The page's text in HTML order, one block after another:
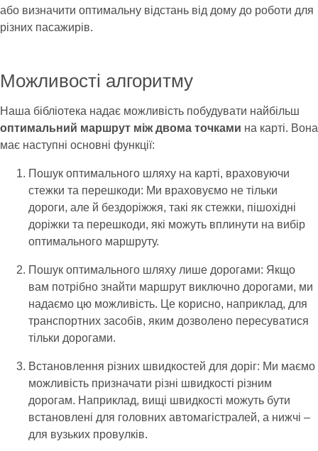
або визначити оптимальну відстань від дому до роботи для
різних пасажирів.
Можливості алгоритму
Наша бібліотека надає можливість побудувати найбільш
оптимальний маршрут між двома точками на карті. Вона
має наступні основні функції:
Пошук оптимального шляху на карті, враховуючи
стежки та перешкоди: Ми враховуємо не тільки
дороги, але й бездоріжжя, такі як стежки, пішохідні
доріжки та перешкоди, які можуть вплинути на вибір
оптимального маршруту.
Пошук оптимального шляху лише дорогами: Якщо
вам потрібно знайти маршрут виключно дорогами, ми
надаємо цю можливість. Це корисно, наприклад, для
транспортних засобів, яким дозволено пересуватися
тільки дорогами.
Встановлення різних швидкостей для доріг: Ми маємо
можливість призначати різні швидкості різним
дорогам. Наприклад, вищі швидкості можуть бути
встановлені для головних автомагістралей, а нижчі –
для вузьких провулків.